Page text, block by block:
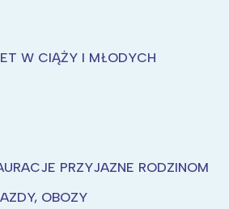
W CIĄŻY I MŁODYCH
PRZYJAZNE RODZINOM
OBOZY